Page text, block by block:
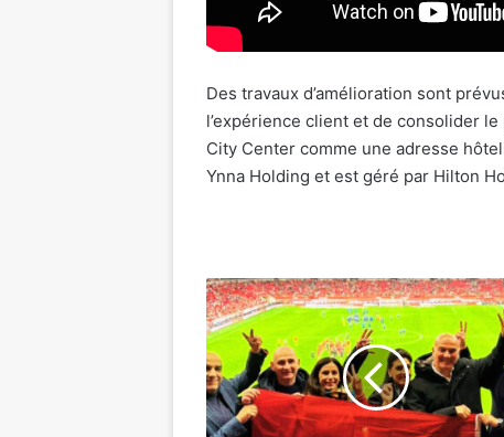
Des travaux d’amélioration sont
l’expérience client et de consolider
City Center comme une adresse
Ynna Holding et est géré par Hilton
CAN
2025
:
le
Maroc
met
le